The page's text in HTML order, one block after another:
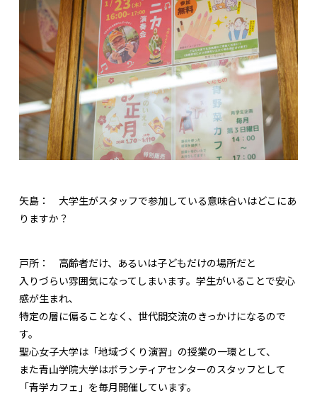
矢島： 大学生がスタッフで参加している意味合いはどこにあ
りますか？
戸所： 高齢者だけ、あるいは子どもだけの場所だと
入りづらい雰囲気になってしまいます。学生がいることで安心
感が生まれ、
特定の層に偏ることなく、世代間交流のきっかけになるので
す。
聖心女子大学は「地域づくり演習」の授業の一環として、
また青山学院大学はボランティアセンターのスタッフとして
「青学カフェ」を毎月開催しています。